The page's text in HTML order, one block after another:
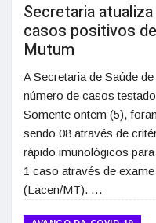
Secretaria
casos positivos
Mutum
A Secretaria de Saúde
número de casos
Somente ontem (5),
sendo 08 através de
rápido imunológicos
1 caso através de
(Lacen/MT). …